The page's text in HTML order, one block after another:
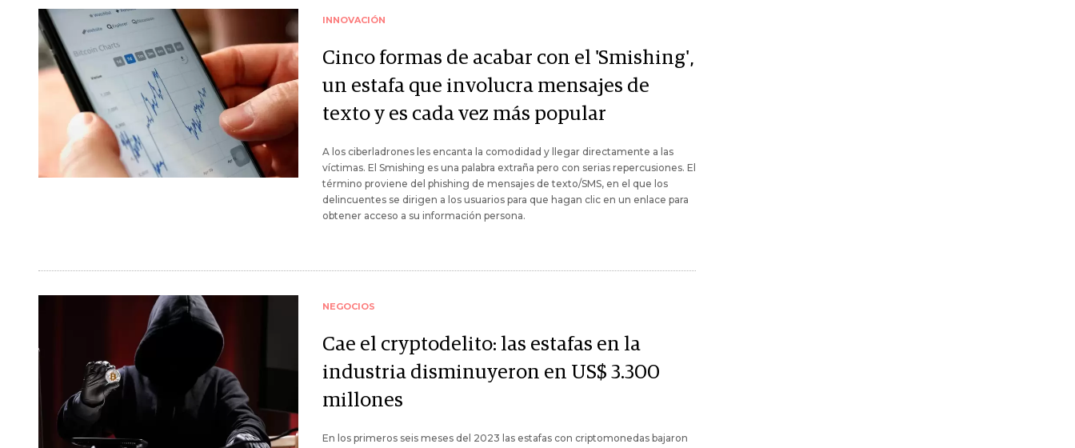
INNOVACIÓN
Cinco formas de acabar con el 'Smishing',
un estafa que involucra mensajes de
texto y es cada vez más popular
A los ciberladrones les encanta la comodidad y llegar directamente a las
víctimas. El Smishing es una palabra extraña pero con serias repercusiones. El
término proviene del phishing de mensajes de texto/SMS, en el que los
delincuentes se dirigen a los usuarios para que hagan clic en un enlace para
obtener acceso a su información persona.
NEGOCIOS
Cae el cryptodelito: las estafas en la
industria disminuyeron en US$ 3.300
millones
En los primeros seis meses del 2023 las estafas con criptomonedas bajaron